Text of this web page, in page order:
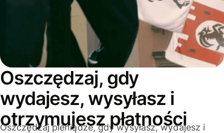
Oszczędzaj, gdy
wydajesz, wysyłasz i
otrzymujesz płatności
Oszczędzaj pieniądze, gdy wysyłasz, wydajesz i